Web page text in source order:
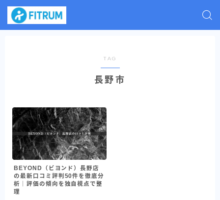
TAG
長野市
BEYOND（ビヨンド）長野店
の最新口コミ評判50件を徹底分
析｜評価の傾向を独自視点で整
理